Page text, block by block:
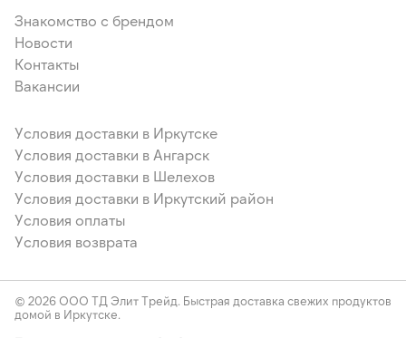
Знакомство с брендом
Новости
Контакты
Вакансии
Условия доставки в Иркутске
Условия доставки в Ангарск
Условия доставки в Шелехов
Условия доставки в Иркутский район
Условия оплаты
Условия возврата
© 2026 ООО ТД Элит Трейд. Быстрая доставка свежих продуктов
домой в Иркутске.